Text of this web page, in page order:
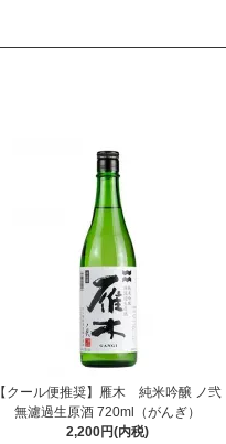
【クール便推奨】雁木 純米吟醸 ノ弐
無濾過生原酒 720ml（がんぎ）
2,200円(内税)